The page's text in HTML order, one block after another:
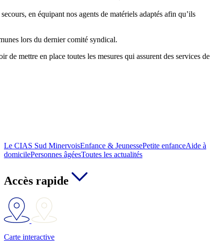
en équipant nos agents de matériels adaptés afin qu’ils
lors du dernier comité syndical.
mettre en place toutes les mesures qui assurent des services de
Le CIAS Sud MinervoisEnfance & JeunessePetite enfanceAide à
domicilePersonnes âgéesToutes les actualités
Accès rapide
Carte interactive